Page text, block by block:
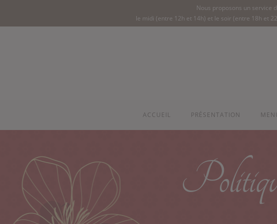
Nous proposons un service
le midi (entre 12h et 14h) et le soir (entre 18h et
ACCUEIL PRÉSENTATION